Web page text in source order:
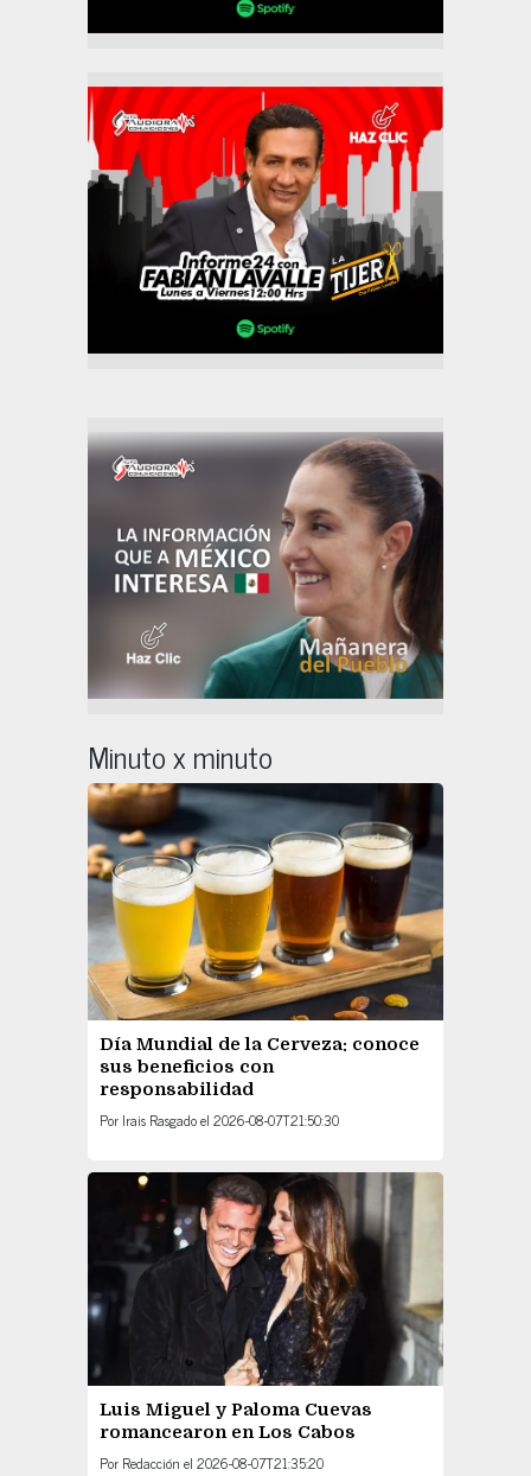
Minuto x minuto
Día Mundial de la Cerveza: conoce
sus beneficios con
responsabilidad
Por Irais Rasgadoel 2026-08-07T21:50:30
Luis Miguel y Paloma Cuevas
romancearon en Los Cabos
Por Redacción el 2026-08-07T21:35:20